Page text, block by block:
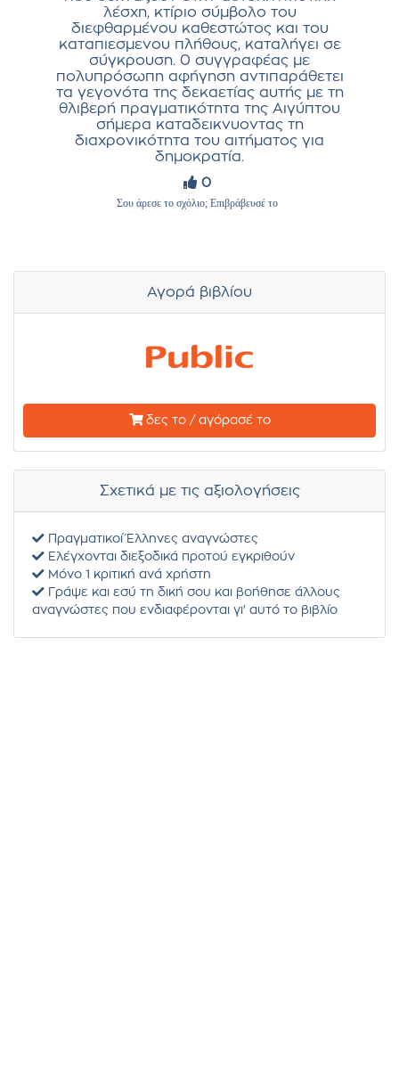
λέσχη, κτίριο σύμβολο του
διεφθαρμένου καθεστώτος και του
καταπιεσμενου πλήθους, καταλήγει σε
σύγκρουση. 0 συγγραφέας με
πολυπρόσωπη αφήγηση αντιπαράθετει
τα γεγονότα της δεκαετίας αυτής με τη
θλιβερή πραγματικότητα της Αιγύπτου
σήμερα καταδεικνυοντας τη
διαχρονικότητα του αιτήματος για
δημοκρατία.
0
Σου άρεσε το σχόλιο; Επιβράβευσέ το
Αγορά βιβλίου
δες το / αγόρασέ το
Σχετικά με τις αξιολογήσεις
Πραγματικοί Έλληνες αναγνώστες
Ελέγχονται διεξοδικά προτού εγκριθούν
Μόνο 1 κριτική ανά χρήστη
Γράψε και εσύ τη δική σου και βοήθησε άλλους
αναγνώστες που ενδιαφέρονται γι' αυτό το βιβλίο